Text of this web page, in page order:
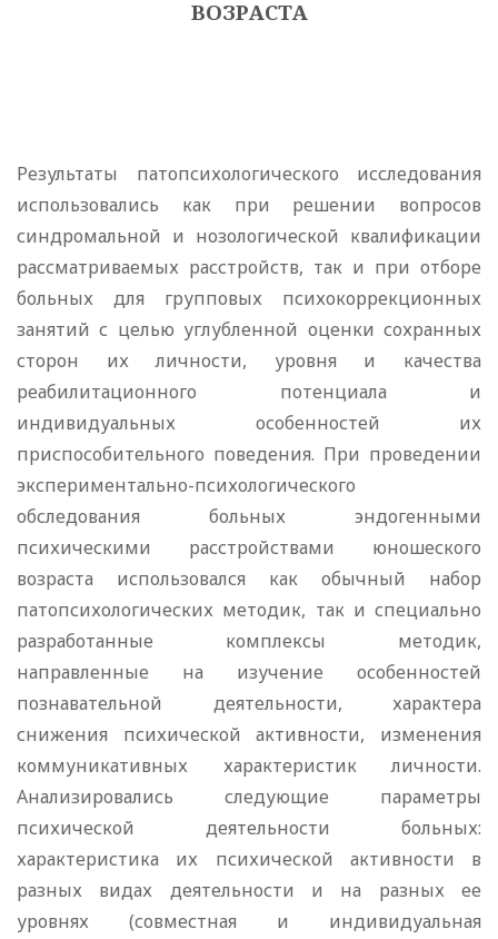
ВОЗРАСТА
Результаты патопсихологического исследования
использовались как при решении вопросов
синдромальной и нозологической квалификации
рассматриваемых расстройств, так и при отборе
больных для групповых психокоррекционных
занятий с целью углубленной оценки сохранных
сторон их личности, уровня и качества
реабилитационного потенциала и
индивидуальных особенностей их
приспособительного поведения. При проведении
экспериментально-психологического
обследования больных эндогенными
психическими расстройствами юношеского
возраста использовался как обычный набор
патопсихологических методик, так и специально
разработанные комплексы методик,
направленные на изучение особенностей
познавательной деятельности, характера
снижения психической активности, изменения
коммуникативных характеристик личности.
Анализировались следующие параметры
психической деятельности больных:
характеристика их психической активности в
разных видах деятельности и на разных ее
уровнях (совместная и индивидуальная